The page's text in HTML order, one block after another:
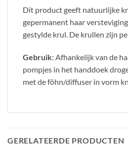
Dit product geeft natuurlijke
gepermanent haar
gestylde krul. De krullen zijn
Gebruik: Afhankelijk van de
pompjes in het handdoek
met de föhn/diffuser in vorm
GERELATEERDE PRODUCTEN